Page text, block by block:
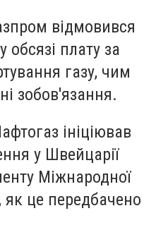
відмовився
плату за
газу, чим
зобов'язання.
ініціював
у Швейцарії
Міжнародної
як це передбачено